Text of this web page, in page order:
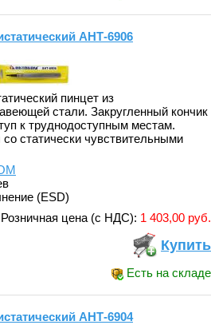
АНТ-6906
пинцет из
стали. Закругленный кончик
к труднодоступным местам.
статически чувствительными
(ESD)
Розничная цена (с НДС): 1 403,00 руб.
Купить
Есть на складе
АНТ-6904